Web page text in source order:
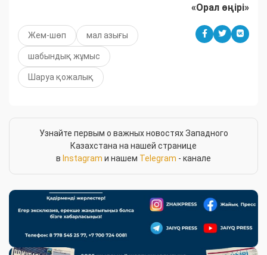
«Орал өңірі»
Жем-шөп мал азығы
шабындық жұмыс
Шаруа қожалық
Узнайте первым о важных новостях Западного
Казахстана на нашей странице
в Instagram и нашем Telegram - канале